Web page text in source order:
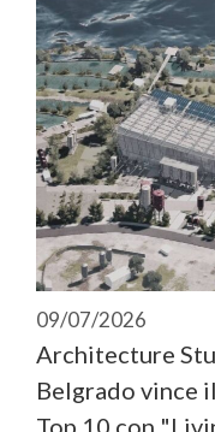
09/07/2026
Architecture
Belgrado vince